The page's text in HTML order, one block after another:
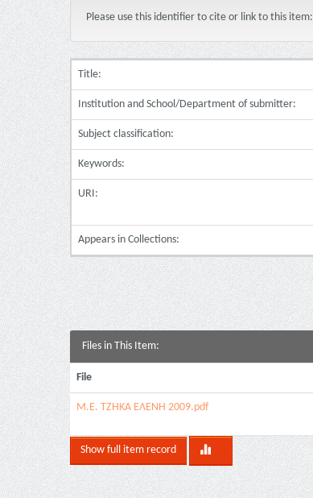
Please use this identifier to cite or link to this item:
Title:
Institution and School/Department of submitter:
Subject classification:
Keywords:
URI:
Appears in Collections:
Files in This Item:
File
Μ.Ε. ΤΖΗΚΑ ΕΛΕΝΗ 2009.pdf
Show full item record